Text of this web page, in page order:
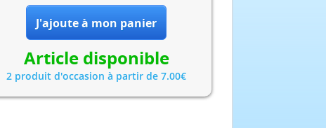
Article disponible
2 produit d'occasion à partir de 7.00€